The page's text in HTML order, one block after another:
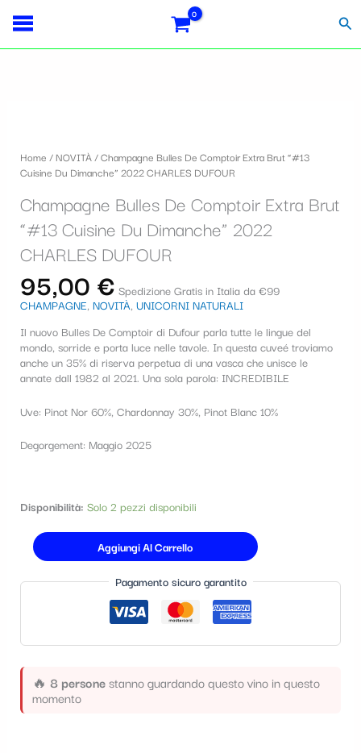
contenuto
Home /NOVITÀ/ Champagne Bulles De Comptoir Extra Brut “#13
Cuisine Du Dimanche” 2022 CHARLES DUFOUR
Champagne Bulles De Comptoir Extra Brut
“#13 Cuisine Du Dimanche” 2022
CHARLES DUFOUR
95,00 € Spedizione Gratis in Italia da €99
CHAMPAGNE, NOVITÀ, UNICORNI NATURALI
Il nuovo Bulles De Comptoir di Dufour parla tutte le lingue del
mondo, sorride e porta luce nelle tavole. In questa cuveé troviamo
anche un 35% di riserva perpetua di una vasca che unisce le
annate dall 1982 al 2021. Una sola parola: INCREDIBILE
Uve: Pinot Nor 60%, Chardonnay 30%, Pinot Blanc 10%
Degorgement: Maggio 2025
Disponibilità: Solo 2 pezzi disponibili
Comptoir
Extra
"#13
Cuisine
Du
Dimanche"
2022
CHARLES
DUFOUR
quantità
Aggiungi Al Carrello
Pagamento sicuro garantito
🔥 8 personestanno guardando questo vino in questo
momento
S
o
a
a
t
o
i